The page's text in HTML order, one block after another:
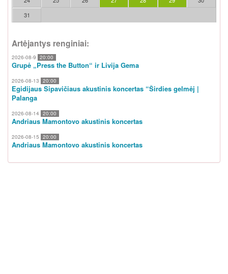
31
Artėjantys renginiai:
2026-08-9 20:00
Grupė „Press the Button“ ir Livija Gema
2026-08-13 20:00
Egidijaus Sipavičiaus akustinis koncertas “Širdies gelmėj |
Palanga
2026-08-14 20:00
Andriaus Mamontovo akustinis koncertas
2026-08-15 20:00
Andriaus Mamontovo akustinis koncertas